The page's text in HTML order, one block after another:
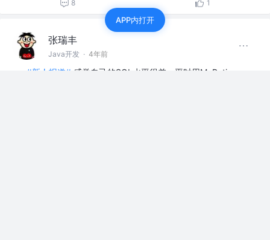
8 1
张瑞丰
Java开发 · 4年前
#新人报道# 感觉自己的SQL水平很差，平时用MyBatis
APP内打开